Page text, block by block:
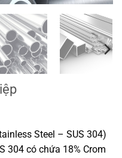
Steel – SUS 304)
304 có chứa 18% Crom